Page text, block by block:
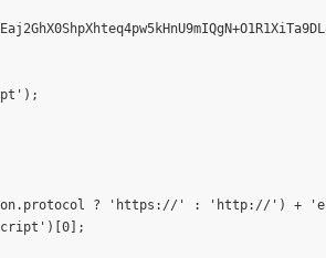
? 'https://' : 'http://') +